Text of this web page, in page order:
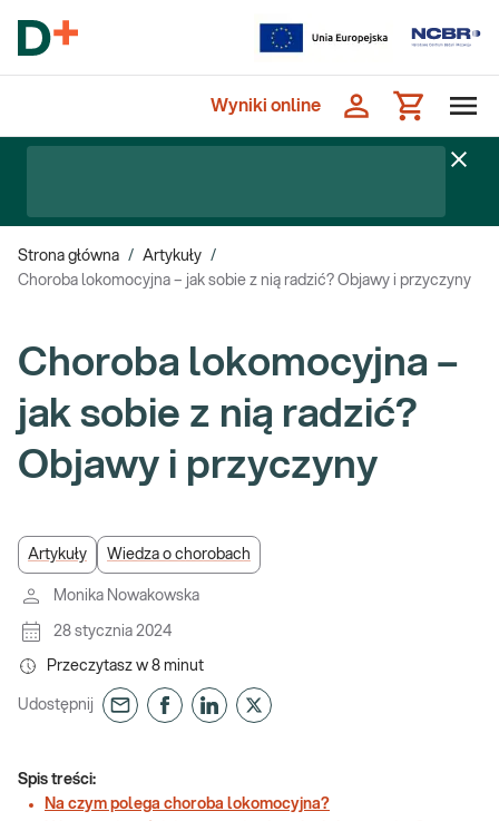
Wyniki online
Strona główna / Artykuły /
Choroba lokomocyjna – jak sobie z nią radzić? Objawy i przyczyny
Choroba lokomocyjna –
jak sobie z nią radzić?
Objawy i przyczyny
Artykuły Wiedza o chorobach
Monika Nowakowska
28 stycznia 2024
Przeczytasz w 8 minut
Udostępnij
Spis treści:
Na czym polega choroba lokomocyjna?